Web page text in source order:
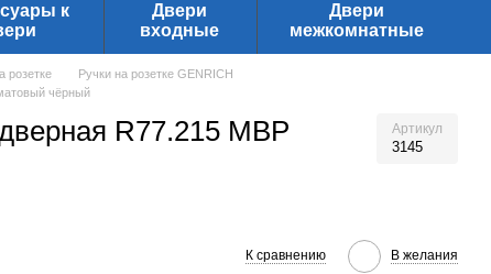
к
Двери
входные
Двери
межкомнатные
розетке
Ручки на розетке GENRICH
чёрный
R77.215 MBP
Артикул
3145
К сравнению В желания